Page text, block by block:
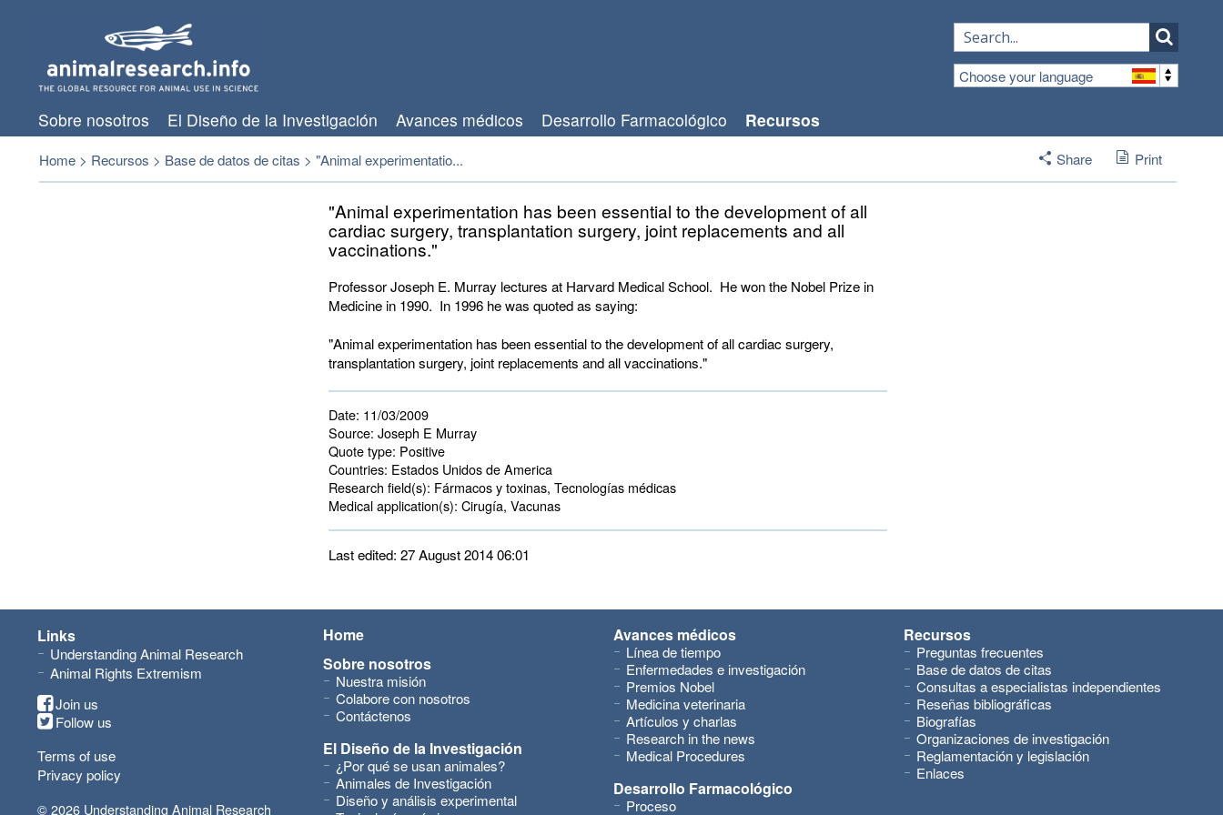
Choose your language
Sobre nosotros El Diseño de la Investigación Avances médicos Desarrollo Farmacológico Recursos
Home > Recursos > Base de datos de citas > "Animal experimentatio... Share Print
"Animal experimentation has been essential to the development of all
cardiac surgery, transplantation surgery, joint replacements and all
vaccinations."
Professor Joseph E. Murray lectures at Harvard Medical School. He won the Nobel Prize in
Medicine in 1990. In 1996 he was quoted as saying:
"Animal experimentation has been essential to the development of all cardiac surgery,
transplantation surgery, joint replacements and all vaccinations."
Date: 11/03/2009
Source: Joseph E Murray
Quote type: Positive
Countries: Estados Unidos de America
Research field(s): Fármacos y toxinas, Tecnologías médicas
Medical application(s): Cirugía, Vacunas
Last edited: 27 August 2014 06:01
Links
Understanding Animal Research
Animal Rights Extremism
Join us
Follow us
Terms of use
Privacy policy
© 2026 Understanding Animal Research
Home
Sobre nosotros
Nuestra misión
Colabore con nosotros
Contáctenos
El Diseño de la Investigación
¿Por qué se usan animales?
Animales de Investigación
Diseño y análisis experimental
Avances médicos
Línea de tiempo
Enfermedades e investigación
Premios Nobel
Medicina veterinaria
Artículos y charlas
Research in the news
Medical Procedures
Desarrollo Farmacológico
Proceso
Recursos
Preguntas frecuentes
Base de datos de citas
Consultas a especialistas independientes
Reseñas bibliográficas
Biografías
Organizaciones de investigación
Reglamentación y legislación
Enlaces